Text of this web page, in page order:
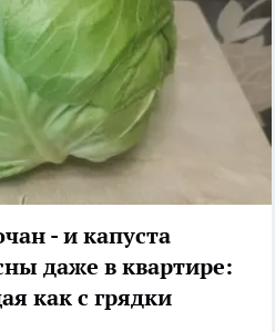
- и капуста
даже в квартире:
как с грядки